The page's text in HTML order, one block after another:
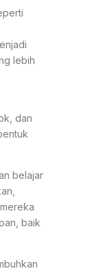
lebih
dan
belajar
baik